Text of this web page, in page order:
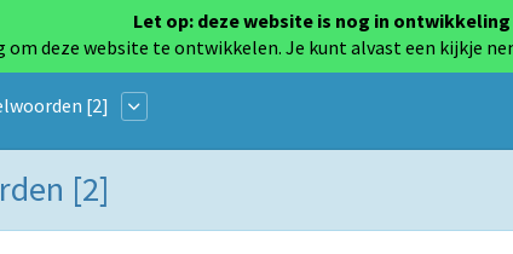
Let op: deze website is nog in ontwikkeling
om deze website te ontwikkelen. Je kunt alvast een kijkje
[2]
[2]